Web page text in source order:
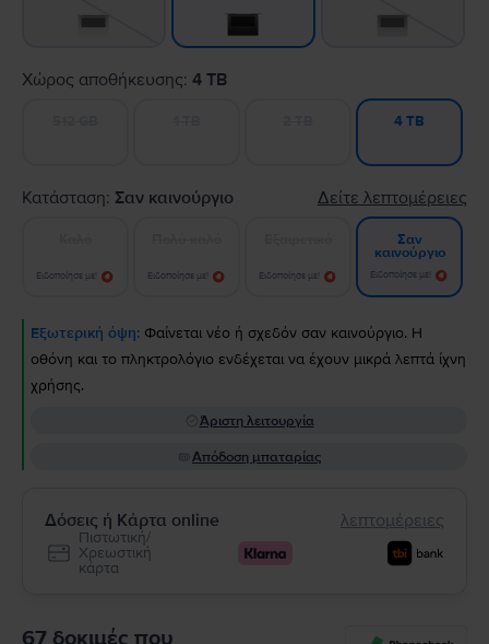
Χώρος αποθήκευσης: 4 TB
4 TB
Κατάσταση: Σαν καινούργιο Δείτε λεπτομέρειες
Ειδοποίησε με! Ειδοποίησε με! Ειδοποίησε με!
Σαν
καινούργιο
Ειδοποίησε με!
Εξωτερική όψη: Φαίνεται νέο ή σχεδόν σαν καινούργιο. Η
οθόνη και το πληκτρολόγιο ενδέχεται να έχουν μικρά λεπτά ίχνη
χρήσης.
Άριστη λειτουργία
Απόδοση μπαταρίας
Δόσεις ή Κάρτα online λεπτομέρειες
Πιστωτική/
Χρεωστική
κάρτα
67 δοκιμές που